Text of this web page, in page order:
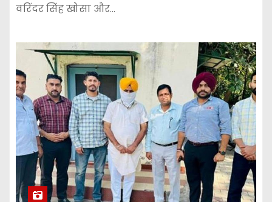
वरिंदर सिंह खोसा और…